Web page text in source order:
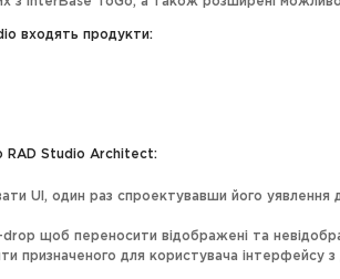
входять продукти:
RAD Studio Architect:
UI, один раз спроектувавши його уявлення
щоб переносити відображені та
призначеного для користувача